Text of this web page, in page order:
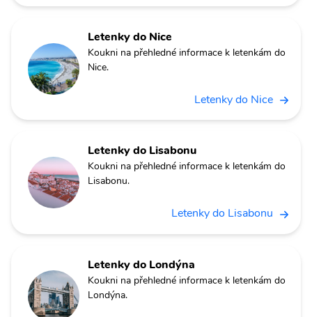
Letenky do Nice
Koukni na přehledné informace k letenkám do
Nice.
Letenky do Nice
Letenky do Lisabonu
Koukni na přehledné informace k letenkám do
Lisabonu.
Letenky do Lisabonu
Letenky do Londýna
Koukni na přehledné informace k letenkám do
Londýna.